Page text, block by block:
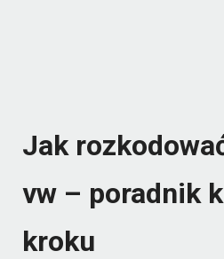
Jak
vw – poradnik
kroku